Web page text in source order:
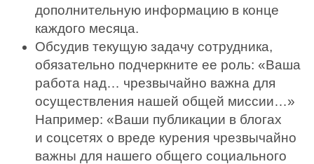
дополнительную информацию в конце
каждого месяца.
Обсудив текущую задачу сотрудника,
обязательно подчеркните ее роль: «Ваша
работа над… чрезвычайно важна для
осуществления нашей общей миссии…»
Например: «Ваши публикации в блогах
и соцсетях о вреде курения чрезвычайно
важны для нашего общего социального